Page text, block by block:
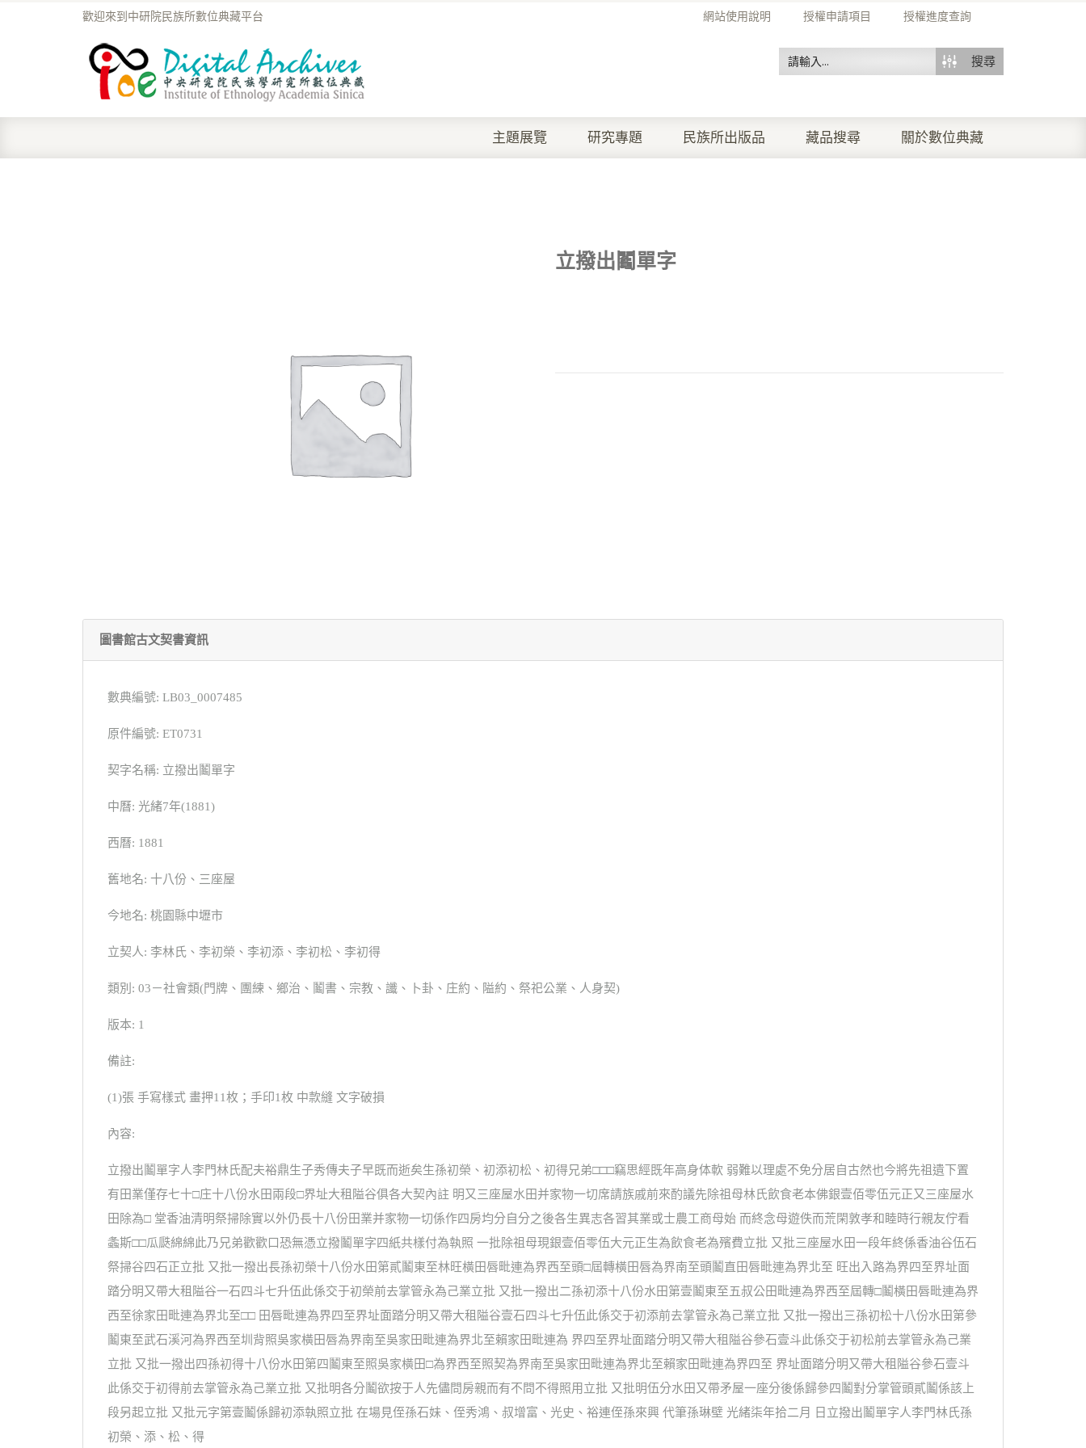
網站使用說明 授權申請項目 授權進度查詢
歡迎來到中研院民族所數位典藏平台
搜尋
主題展覽 研究專題 民族所出版品 藏品搜尋 關於數位典藏
立撥出鬮單字
圖書館古文契書資訊
數典編號: LB03_0007485
原件編號: ET0731
契字名稱: 立撥出鬮單字
中曆: 光緒7年(1881)
西曆: 1881
舊地名: 十八份、三座屋
今地名: 桃園縣中壢市
立契人: 李林氏、李初榮、李初添、李初松、李初得
類別: 03－社會類(門牌、團練、鄉治、鬮書、宗教、讖、卜卦、庄約、隘約、祭祀公業、人身契)
版本: 1
備註:
(1)張 手寫樣式 畫押11枚；手印1枚 中款縫 文字破損
內容:
立撥出鬮單字人李門林氏配夫裕鼎生子秀傳夫子早既而逝矣生孫初榮、初添初松、初得兄弟□□□竊思經既年高身体軟 弱難以理處不免分居自古然也今將先祖遺下置
有田業僅存七十□庄十八份水田兩段□界址大租隘谷俱各大契內註 明又三座屋水田并家物一切席請族戚前來酌議先除祖母林氏飲食老本佛銀壹佰零伍元正又三座屋水
田除為□ 堂香油清明祭掃除實以外仍長十八份田業并家物一切係作四房均分自分之後各生異志各習其業或士農工商母始 而終念母遊佚而荒閑敦孝和睦時行親友佇看
螽斯□□瓜瓞綿綿此乃兄弟歡歡口恐無憑立撥鬮單字四紙共樣付為執照 一批除祖母現銀壹佰零伍大元正生為飲食老為殯費立批 又批三座屋水田一段年終係香油谷伍石
祭掃谷四石正立批 又批一撥出長孫初榮十八份水田第貳鬮東至林旺橫田唇毗連為界西至頭□屆轉橫田唇為界南至頭鬮直田唇毗連為界北至 旺出入路為界四至界址面
踏分明又帶大租隘谷一石四斗七升伍此係交于初榮前去掌管永為己業立批 又批一撥出二孫初添十八份水田第壹鬮東至五叔公田毗連為界西至屆轉□鬮橫田唇毗連為界
西至徐家田毗連為界北至□□ 田唇毗連為界四至界址面踏分明又帶大租隘谷壹石四斗七升伍此係交于初添前去掌管永為己業立批 又批一撥出三孫初松十八份水田第參
鬮東至武石溪河為界西至圳背照吳家橫田唇為界南至吳家田毗連為界北至賴家田毗連為 界四至界址面踏分明又帶大租隘谷參石壹斗此係交于初松前去掌管永為己業
立批 又批一撥出四孫初得十八份水田第四鬮東至照吳家橫田□為界西至照契為界南至吳家田毗連為界北至賴家田毗連為界四至 界址面踏分明又帶大租隘谷參石壹斗
此係交于初得前去掌管永為己業立批 又批明各分鬮欲按于人先儘問房親而有不問不得照用立批 又批明伍分水田又帶矛屋一座分後係歸參四鬮對分掌管頭貳鬮係該上
段另起立批 又批元字第壹鬮係歸初添執照立批 在場見侄孫石妹、侄秀鴻、叔增富、光史、裕連侄孫來興 代筆孫琳壁 光緒柒年拾二月 日立撥出鬮單字人李門林氏孫
初榮、添、松、得